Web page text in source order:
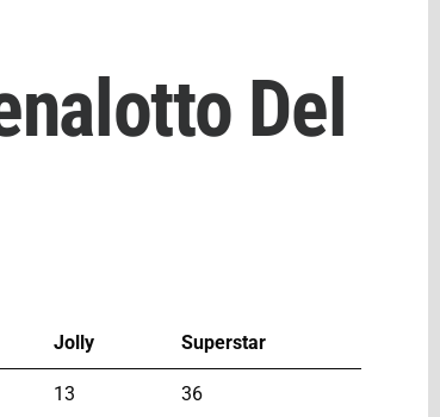
Del
Jolly Superstar
13 36